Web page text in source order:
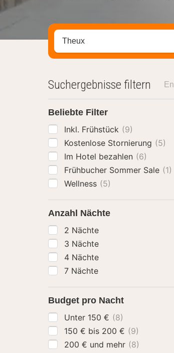
Stadt, Region oder Hotel
Suchergebnisse filtern
Beliebte Filter
Inkl. Frühstück (9)
Kostenlose Stornierung (5)
Im Hotel bezahlen (6)
Frühbucher Sommer Sale (1)
Wellness (5)
Anzahl Nächte
2 Nächte
3 Nächte
4 Nächte
7 Nächte
Budget pro Nacht
Unter 150 € (8)
150 € bis 200 € (9)
200 € und mehr (8)